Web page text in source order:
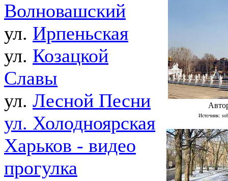
Волновашский
ул. Ирпеньская
ул. Козацкой
Славы
ул. Лесной Песни
ул. Холодноярская
Харьков - видео
прогулка
Источник: